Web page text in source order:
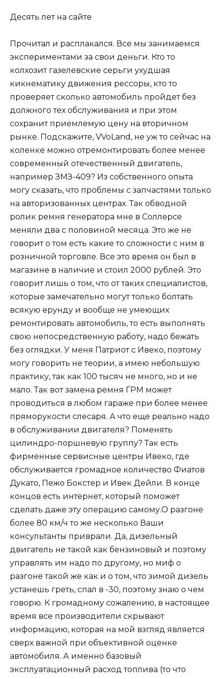
Десять лет на сайте
Прочитал и расплакался. Все мы занимаемся
экспериментами за свои деньги. Кто то
колхозит газелевские серьги ухудшая
кикнематику движения рессоры, кто то
проверяет сколько автомобиль пройдет без
должного тех обслуживания и при этом
сохранит приемлемую цену на вторичном
рынке. Подскажите, VVoLand, не уж то сейчас на
коленке можно отремонтировать более менее
современный отечественный двигатель,
например ЗМЗ-409? Из собственного опыта
могу сказать, что проблемы с запчастями только
на авторизованных центрах. Так обводной
ролик ремня генератора мне в Соллерсе
меняли два с половиной месяца. Это же не
говорит о том есть какие то сложности с ним в
розничной торговле. Все это время он был в
магазине в наличие и стоил 2000 рублей. Это
говорит лишь о том, что от таких специалистов,
которые замечательно могут только болтать
всякую ерунду и вообще не умеющих
ремонтировать автомобиль, то есть выполнять
свою непосредственную работу, надо бежать
без оглядки. У меня Патриот с Ивеко, поэтому
могу говорить не теории, а имею небольшую
практику, так как 100 тысяч не много, но и не
мало. Так вот замена ремня ГРМ может
проводиться в любом гараже при более менее
пряморукости слесаря. А что еще реально надо
в обслуживании двигателя? Поменять
цилиндро-поршневую группу? Так есть
фирменные сервисные центры Ивеко, где
обслуживается громадное количество Фиатов
Дукато, Пежо Бокстер и Ивек Дейли. В конце
концов есть интернет, который поможет
сделать даже эту операцию самому.О разгоне
более 80 км/ч то же несколько Ваши
консультанты приврали. Да, дизельный
двигатель не такой как бензиновый и поэтому
управлять им надо по другому, но миф о
разгоне такой же как и о том, что зимой дизель
устанешь греть, спал в -30, поэтому знаю о чем
говорю. К громадному сожалению, в настоящее
время все производители скрывают
информацию, которая на мой взгляд является
сверх важной при объективной оценке
автомобиля. А именно базовый
эксплуатационный расход топлива (то что